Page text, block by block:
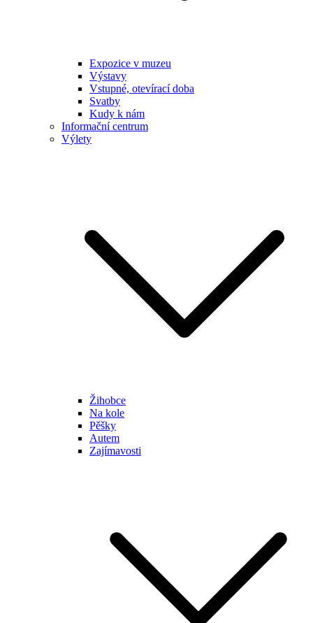
Expozice v muzeu
Výstavy
Vstupné, otevírací doba
Svatby
Kudy k nám
Informační centrum
Výlety
Žihobce
Na kole
Pěšky
Autem
Zajímavosti